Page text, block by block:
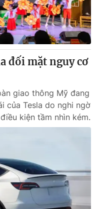
đối mặt nguy cơ
giao thông Mỹ đang
của Tesla do nghi ngờ
kiện tầm nhìn kém.